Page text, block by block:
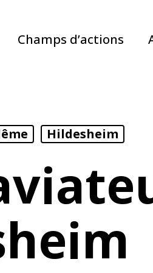
Champs d’actions
Hildesheim